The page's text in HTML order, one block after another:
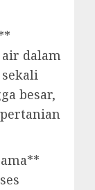
dalam
besar,